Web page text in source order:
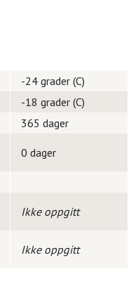
-24 grader (C)
-18 grader (C)
365 dager
0 dager
Ikke oppgitt
Ikke oppgitt